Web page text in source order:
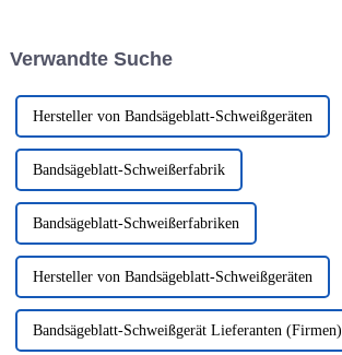
Analyse und die Ausrüstung …
Verwandte Suche
Hersteller von Bandsägeblatt-Schweißgeräten
Bandsägeblatt-Schweißerfabrik
Bandsägeblatt-Schweißerfabriken
Hersteller von Bandsägeblatt-Schweißgeräten
Bandsägeblatt-Schweißgerät Lieferanten (Firmen)